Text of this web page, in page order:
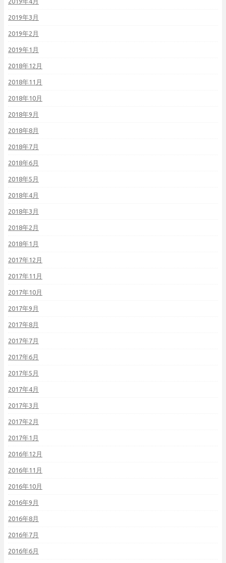
2019年3月
2019年2月
2019年1月
2018年12月
2018年11月
2018年10月
2018年9月
2018年8月
2018年7月
2018年6月
2018年5月
2018年4月
2018年3月
2018年2月
2018年1月
2017年12月
2017年11月
2017年10月
2017年9月
2017年8月
2017年7月
2017年6月
2017年5月
2017年4月
2017年3月
2017年2月
2017年1月
2016年12月
2016年11月
2016年10月
2016年9月
2016年8月
2016年7月
2016年6月